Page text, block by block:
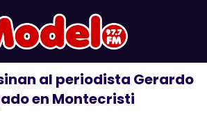
al periodista Gerardo
en Montecristi